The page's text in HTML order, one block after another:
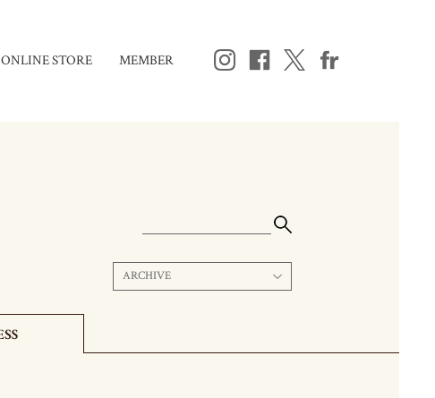
ONLINE STORE MEMBER
ARCHIVE